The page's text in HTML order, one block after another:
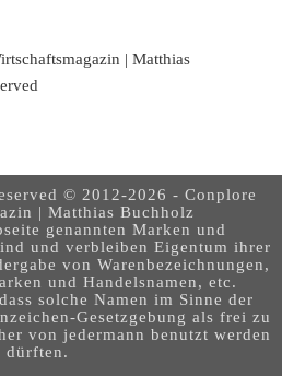
| Matthias
© 2012-2026 - Conplore
| Matthias Buchholz
genannten Marken und
und verbleiben Eigentum ihrer
von Warenbezeichnungen,
und Handelsnamen, etc.
solche Namen im Sinne der
Gesetzgebung als frei zu
von jedermann benutzt werden
dürften.